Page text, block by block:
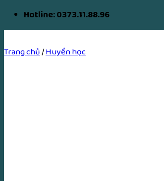
Hotline: 0373.11.88.96
Trang chủ/Huyền học